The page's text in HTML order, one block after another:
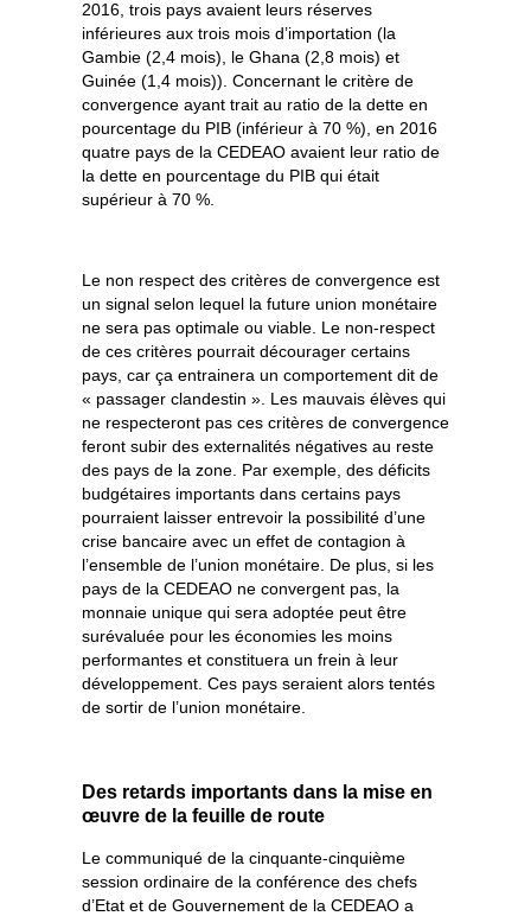
2016, trois pays avaient leurs réserves
inférieures aux trois mois d’importation (la
Gambie (2,4 mois), le Ghana (2,8 mois) et
Guinée (1,4 mois)). Concernant le critère de
convergence ayant trait au ratio de la dette en
pourcentage du PIB (inférieur à 70 %), en 2016
quatre pays de la CEDEAO avaient leur ratio de
la dette en pourcentage du PIB qui était
supérieur à 70 %.
Le non respect des critères de convergence est
un signal selon lequel la future union monétaire
ne sera pas optimale ou viable. Le non-respect
de ces critères pourrait décourager certains
pays, car ça entrainera un comportement dit de
« passager clandestin ». Les mauvais élèves qui
ne respecteront pas ces critères de convergence
feront subir des externalités négatives au reste
des pays de la zone. Par exemple, des déficits
budgétaires importants dans certains pays
pourraient laisser entrevoir la possibilité d’une
crise bancaire avec un effet de contagion à
l’ensemble de l’union monétaire. De plus, si les
pays de la CEDEAO ne convergent pas, la
monnaie unique qui sera adoptée peut être
surévaluée pour les économies les moins
performantes et constituera un frein à leur
développement. Ces pays seraient alors tentés
de sortir de l’union monétaire.
Des retards importants dans la mise en
œuvre de la feuille de route
Le communiqué de la cinquante-cinquième
session ordinaire de la conférence des chefs
d’Etat et de Gouvernement de la CEDEAO a